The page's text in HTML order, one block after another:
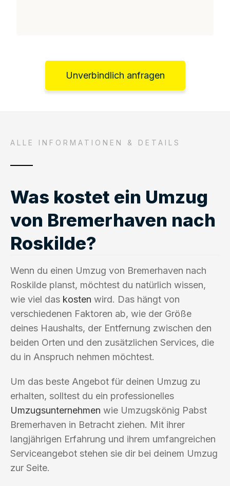
Unverbindlich anfragen
ALLE INFORMATIONEN & DETAILS
Was kostet ein Umzug
von Bremerhaven nach
Roskilde?
Wenn du einen Umzug von Bremerhaven nach
Roskilde planst, möchtest du natürlich wissen,
wie viel das kosten wird. Das hängt von
verschiedenen Faktoren ab, wie der Größe
deines Haushalts, der Entfernung zwischen den
beiden Orten und den zusätzlichen Services, die
du in Anspruch nehmen möchtest.
Um das beste Angebot für deinen Umzug zu
erhalten, solltest du ein professionelles
Umzugsunternehmen wie Umzugskönig Pabst
Bremerhaven in Betracht ziehen. Mit ihrer
langjährigen Erfahrung und ihrem umfangreichen
Serviceangebot stehen sie dir bei deinem Umzug
zur Seite.